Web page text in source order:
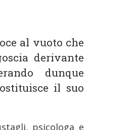
al vuoto che
derivante
dunque
il suo
psicologa e